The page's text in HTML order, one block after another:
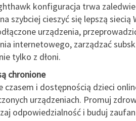
konfiguracja trwa
szybciej cieszyć się lepszą siecią
urządzenia,
internetowego, zarządzać
tylko z dłoni.
chronione
czasem i dostępnością dzieci
urządzeniach. Promuj
odpowiedzialność i buduj